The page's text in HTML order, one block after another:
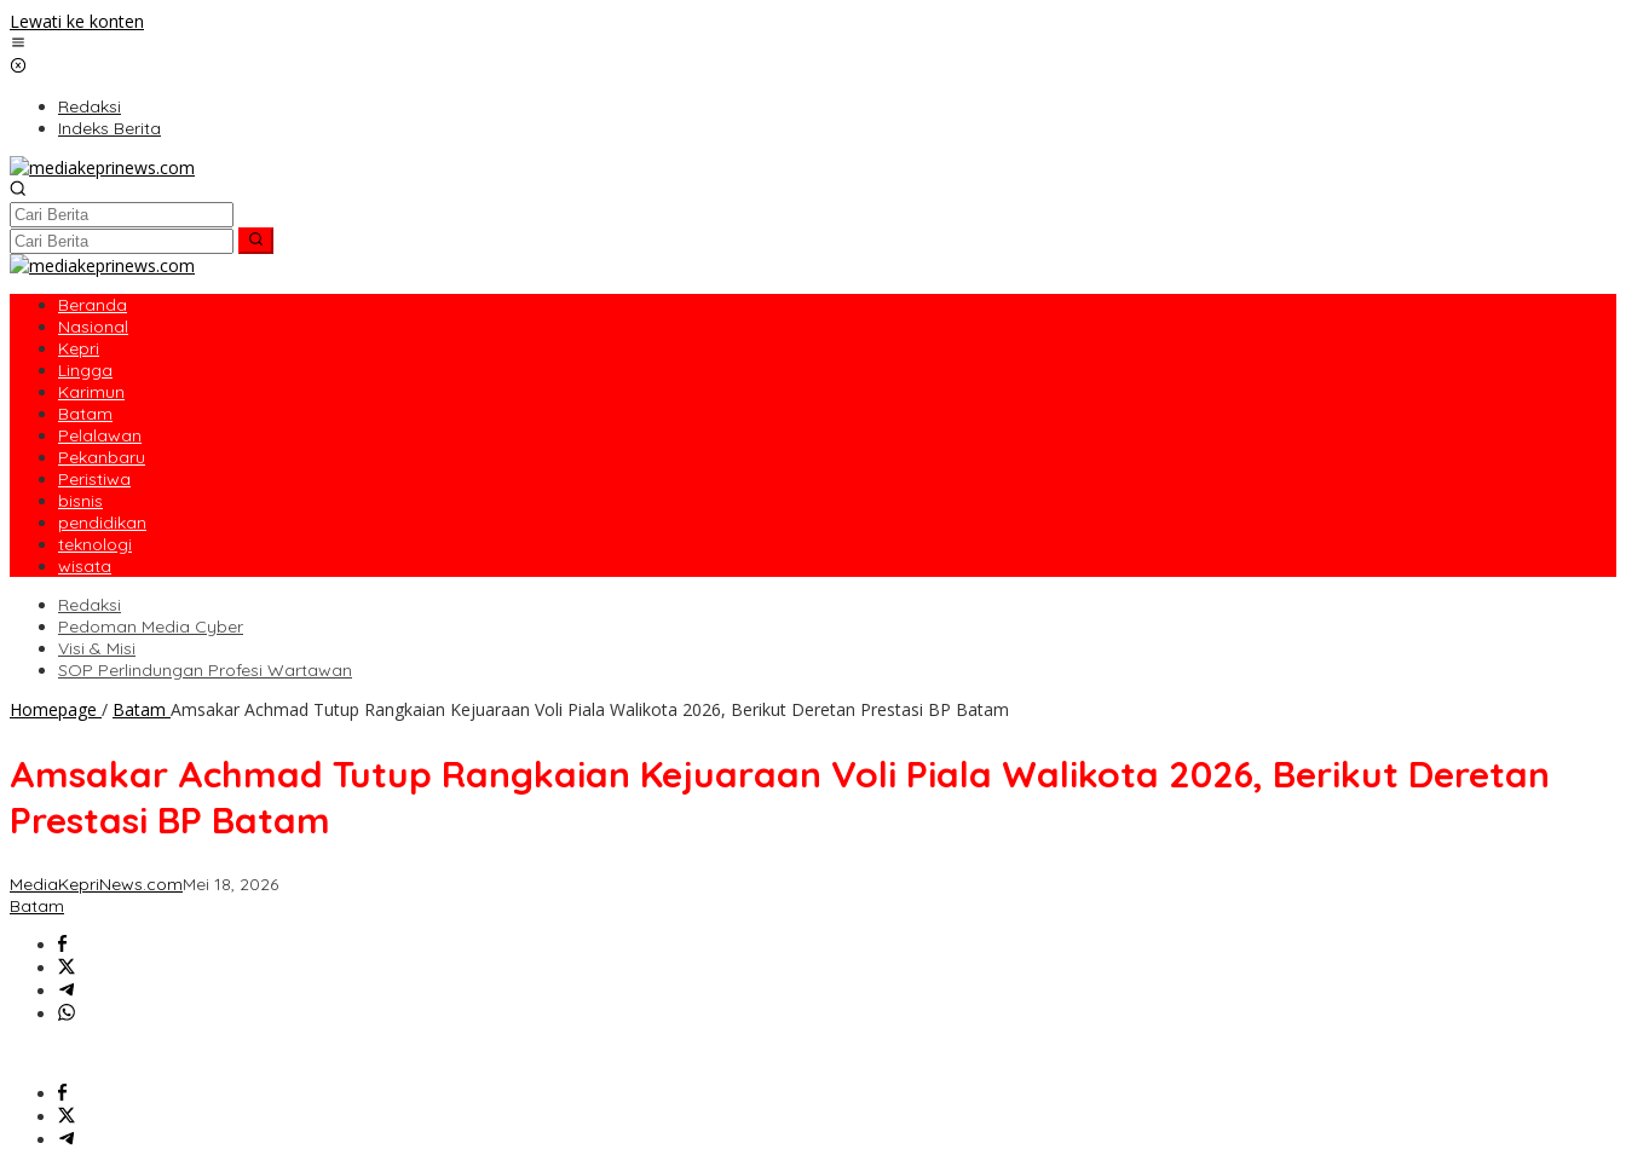
Lewati ke konten
Redaksi
Indeks Berita
Beranda
Nasional
Kepri
Lingga
Karimun
Batam
Pelalawan
Pekanbaru
Peristiwa
bisnis
pendidikan
teknologi
wisata
Redaksi
Pedoman Media Cyber
Visi & Misi
SOP Perlindungan Profesi Wartawan
Homepage / Batam Amsakar Achmad Tutup Rangkaian Kejuaraan Voli Piala Walikota 2026, Berikut Deretan Prestasi BP Batam
Amsakar Achmad Tutup Rangkaian Kejuaraan Voli Piala Walikota 2026, Berikut Deretan
Prestasi BP Batam
MediaKepriNews.comMei 18, 2026
Batam